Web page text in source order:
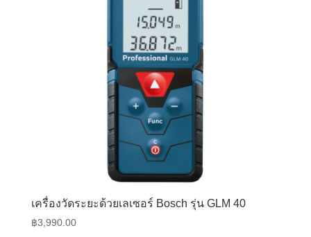
เครื่องวัดระยะด้วยเลเซอร์ Bosch รุ่น GLM 40
฿3,990.00